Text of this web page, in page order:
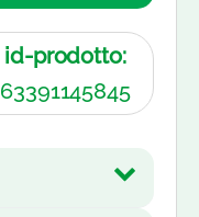
id-prodotto:
63391145845